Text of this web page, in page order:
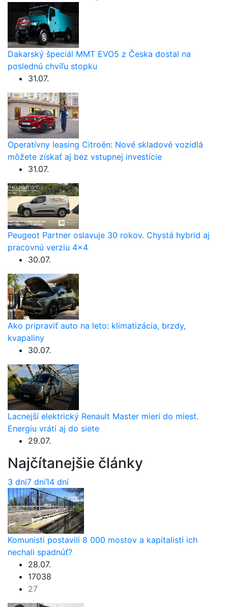
Dakarský špeciál MMT EVO5 z Česka dostal na
poslednú chvíľu stopku
31.07.
Operatívny leasing Citroën: Nové skladové vozidlá
môžete získať aj bez vstupnej investície
31.07.
Peugeot Partner oslavuje 30 rokov. Chystá hybrid aj
pracovnú verziu 4×4
30.07.
Ako pripraviť auto na leto: klimatizácia, brzdy,
kvapaliny
30.07.
Lacnejší elektrický Renault Master mieri do miest.
Energiu vráti aj do siete
29.07.
Najčítanejšie články
3 dni7 dní14 dní
Komunisti postavili 8 000 mostov a kapitalisti ich
nechali spadnúť?
28.07.
17038
27